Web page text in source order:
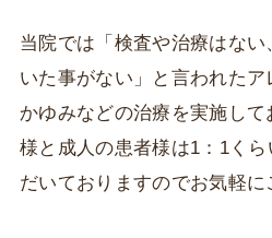
当院では「検査や治療はな
いた事がない」と言われた
かゆみなどの治療を実施し
様と成人の患者様は1：1く
だいておりますのでお気軽に